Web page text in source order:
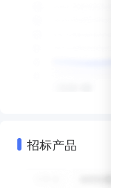
招标产品